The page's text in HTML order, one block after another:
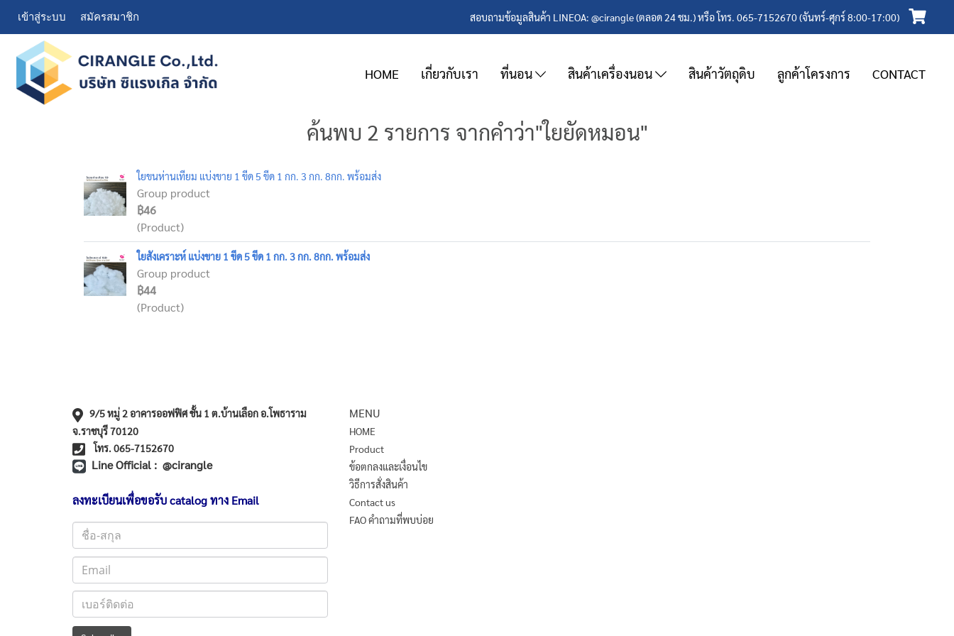
เข้าสู่ระบบ สมัครสมาชิก สอบถามข้อมูลสินค้า LINEOA: @cirangle (ตลอด 24 ชม.) หรือ โทร. 065-7152670 (จันทร์-ศุกร์ 8:00-17:00)
HOME เกี่ยวกับเรา ที่นอน สินค้าเครื่องนอน สินค้าวัตถุดิบ ลูกค้าโครงการ CONTACT
ค้นพบ 2 รายการ จากคำว่า"ใยยัดหมอน"
ใยขนห่านเทียม แบ่งขาย 1 ขีด 5 ขีด 1 กก. 3 กก. 8กก. พร้อมส่ง
Group product
฿46
(Product)
ใยสังเคราะห์ แบ่งขาย 1 ขีด 5 ขีด 1 กก. 3 กก. 8กก. พร้อมส่ง
Group product
฿44
(Product)
9/5 หมู่ 2 อาคารออฟฟิศ ชั้น 1 ต.บ้านเลือก อ.โพธาราม
จ.ราชบุรี 70120
โทร. 065-7152670
Line Official : @cirangle
ลงทะเบียนเพื่อขอรับ catalog ทาง Email
MENU
HOME
Product
ข้อตกลงและเงื่อนไข
วิธีการสั่งสินค้า
Contact us
FAO คำถามที่พบบ่อย